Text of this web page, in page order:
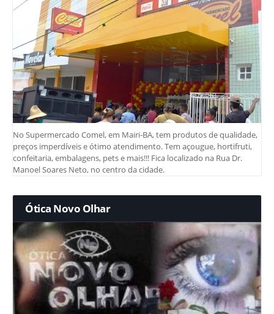
No Supermercado Comel, em Mairi-BA, tem produtos de qualidade,
preços imperdíveis e ótimo atendimento. Tem açougue, hortifruti,
confeitaria, embalagens, pets e mais!!! Fica localizado na Rua Dr.
Manoel Soares Neto, no centro da cidade.
Ótica Novo Olhar